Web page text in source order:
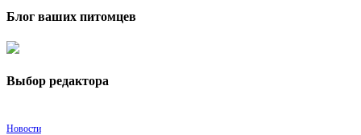
Блог ваших питомцев
Выбор редактора
Новости